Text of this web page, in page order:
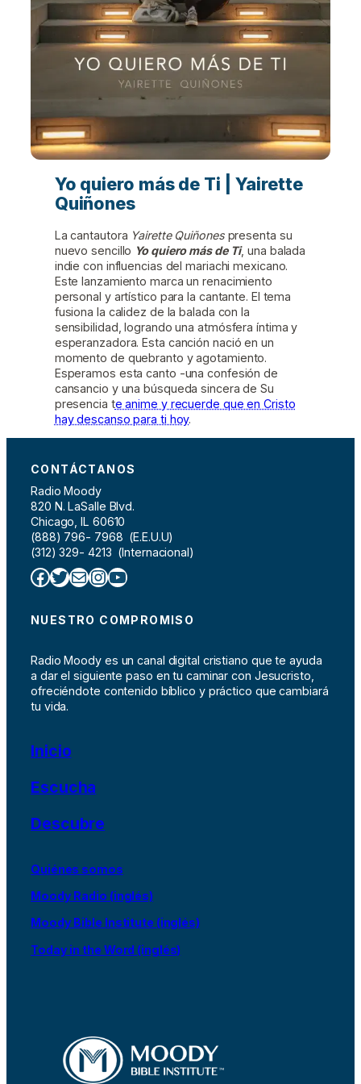
Yo quiero más de Ti | Yairette
Quiñones
La cantautora Yairette Quiñonespresenta su
nuevo sencillo Yo quiero más de Ti, una balada
indie con influencias del mariachi mexicano.
Este lanzamiento marca un renacimiento
personal y artístico para la cantante. El tema
fusiona la calidez de la balada con la
sensibilidad, logrando una atmósfera íntima y
esperanzadora. Esta canción nació en un
momento de quebranto y agotamiento.
Esperamos esta canto -una confesión de
cansancio y una búsqueda sincera de Su
presencia te anime y recuerde que en Cristo
hay descanso para ti hoy.
CONTÁCTANOS
Radio Moody
820 N. LaSalle Blvd.
Chicago, IL 60610
(888) 796- 7968 (E.E.U.U)
(312) 329- 4213 (Internacional)
Facebook Twitter Correo electrónico InstagramYouTube
NUESTRO COMPROMISO
Radio Moody es un canal digital cristiano que te ayuda
a dar el siguiente paso en tu caminar con Jesucristo,
ofreciéndote contenido bíblico y práctico que cambiará
tu vida.
Inicio
Escucha
Descubre
Quiénes somos
Moody Radio (inglés)
Moody Bible Institute (inglés)
Today in the Word (inglés)